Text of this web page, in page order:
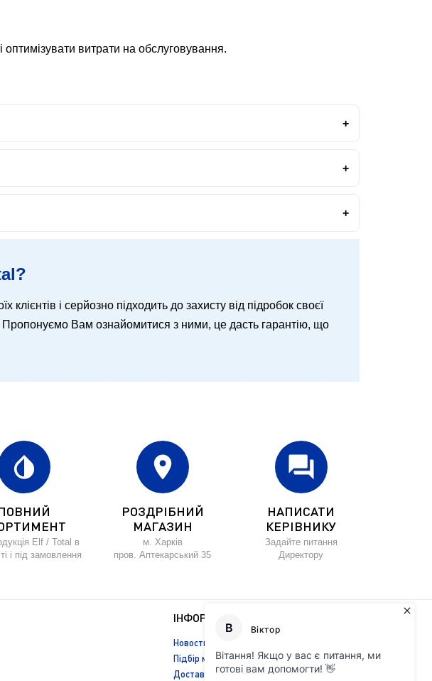
витрати на обслуговування.
і серйозно підходить до захисту від підробок своєї
Пропонуємо Вам ознайомитися з ними, це дасть гарантію, що
invert_colors
Elf / Total в
і під замовлення
location_on
РОЗДРІБНИЙ
МАГАЗИН
м. Харків
пров. Аптекарський 35
forum
НАПИСАТИ
КЕРІВНИКУ
Задайте питання
Директору
ІНФОРМАЦІЯ
Новости
Підбір масла
Доставка і оплата